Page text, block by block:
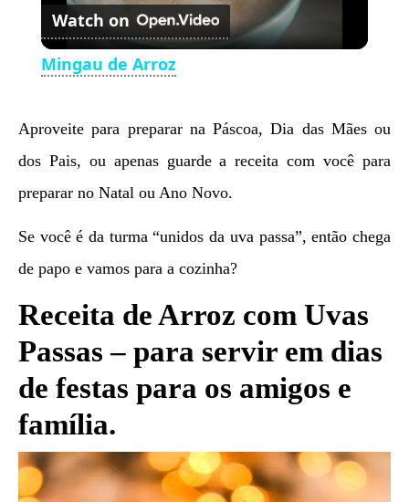
Video
Watch on
Mingau de Arroz
Aproveite para preparar na Páscoa, Dia das Mães ou
dos Pais, ou apenas guarde a receita com você para
preparar no Natal ou Ano Novo.
Se você é da turma “unidos da uva passa”, então chega
de papo e vamos para a cozinha?
Receita de Arroz com Uvas
Passas – para servir em dias
de festas para os amigos e
família.